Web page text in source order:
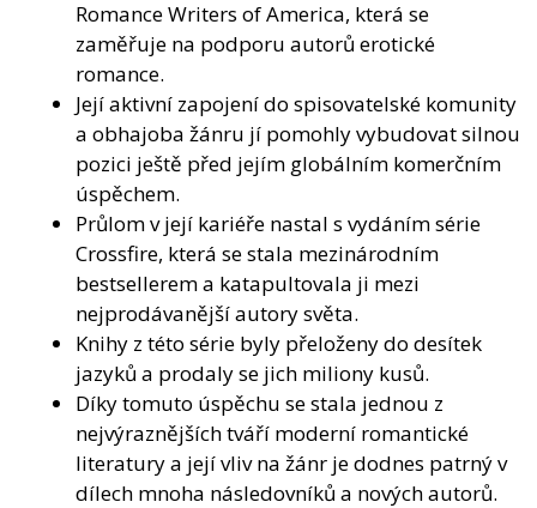
Romance Writers of America, která se
zaměřuje na podporu autorů erotické
romance.
Její aktivní zapojení do spisovatelské komunity
a obhajoba žánru jí pomohly vybudovat silnou
pozici ještě před jejím globálním komerčním
úspěchem.
Průlom v její kariéře nastal s vydáním série
Crossfire, která se stala mezinárodním
bestsellerem a katapultovala ji mezi
nejprodávanější autory světa.
Knihy z této série byly přeloženy do desítek
jazyků a prodaly se jich miliony kusů.
Díky tomuto úspěchu se stala jednou z
nejvýraznějších tváří moderní romantické
literatury a její vliv na žánr je dodnes patrný v
dílech mnoha následovníků a nových autorů.